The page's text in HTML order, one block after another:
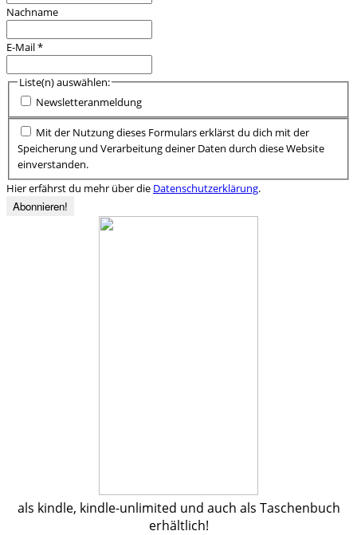
Nachname
E-Mail*
Liste(n) auswählen:
Newsletteranmeldung
Mit der Nutzung dieses Formulars erklärst du dich mit der
Speicherung und Verarbeitung deiner Daten durch diese Website
einverstanden.
Hier erfährst du mehr über die Datenschutzerklärung.
als kindle, kindle-unlimited und auch als Taschenbuch
erhältlich!